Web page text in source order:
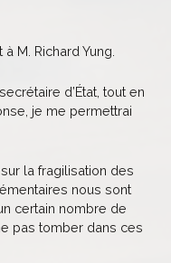
M. Richard Yung.
d’État, tout en
je me permettrai
la fragilisation des
nous sont
certain nombre de
pas tomber dans ces